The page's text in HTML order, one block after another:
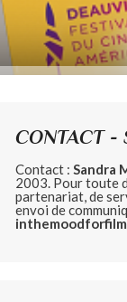
CONTACT -
Contact : Sandra
2003. Pour toute
partenariat, de
envoi de